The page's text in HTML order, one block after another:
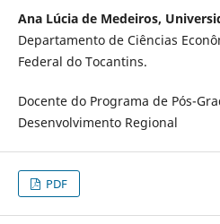
Ana Lúcia de Medeiros,
Departamento de Ciências
Federal do Tocantins.
Docente do Programa de Pós-
Desenvolvimento Regional
PDF